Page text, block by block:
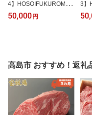
4】HOSOIFUKUROMON
O ワイドトートバッ
グ ライトブラウン［高
50,000 円
3】
O
グ
高島市 おすすめ！返礼